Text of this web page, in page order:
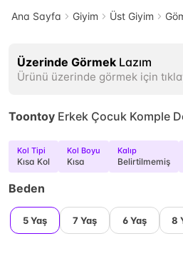
Ana Sayfa Giyim Üst Giyim
Üzerinde Görmek Lazım
Ürünü üzerinde görmek için
Toontoy Erkek Çocuk Komple
Kol Tipi
Kısa Kol
Kol Boyu
Kısa
Kalıp
Belirtilmemiş
Beden
5 Yaş 7 Yaş 6 Yaş 8